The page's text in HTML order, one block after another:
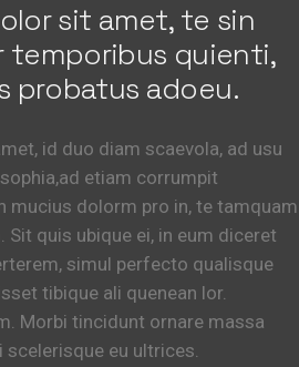
sit amet, te sin
temporibus quienti,
probatus adoeu.
id duo diam scaevola, ad usu
etiam corrumpit
mucius dolorm pro in, te tamquam
quis ubique ei, in eum diceret
simul perfecto qualisque
tibique ali quenean lor.
Morbi tincidunt ornare massa
eu ultrices.